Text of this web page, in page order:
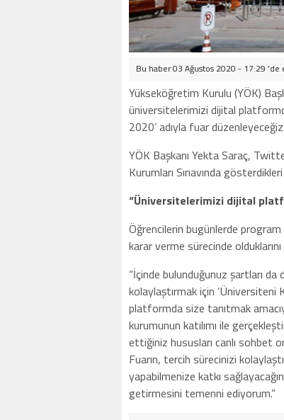
Bu haber 03 Ağustos 2020 - 17:29 'de
Yükseköğretim Kurulu (YÖK)
üniversitelerimizi dijital
2020’ adıyla fuar
YÖK Başkanı Yekta Saraç,
Kurumları Sınavında
“Üniversitelerimizi dijital
Öğrencilerin bugünlerde
karar verme sürecinde
“İçinde bulunduğunuz şartları
kolaylaştırmak için ‘Üniversiteni
platformda size tanıtmak
kurumunun katılımı ile
ettiğiniz hususları canlı sohbet
Fuarın, tercih sürecinizi
yapabilmenize katkı
getirmesini temenni ediyorum.”